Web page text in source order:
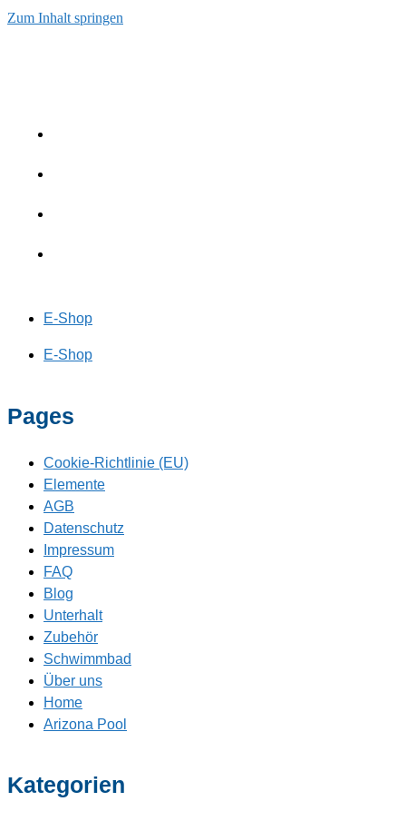
Zum Inhalt springen
E-Shop
E-Shop
Pages
Cookie-Richtlinie (EU)
Elemente
AGB
Datenschutz
Impressum
FAQ
Blog
Unterhalt
Zubehör
Schwimmbad
Über uns
Home
Arizona Pool
Kategorien